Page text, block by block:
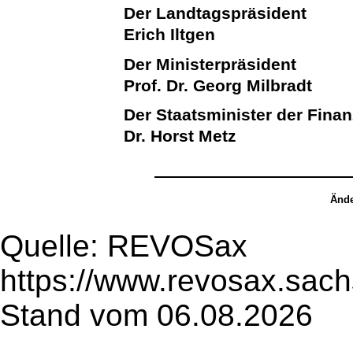
Der Landtagspräsident
Erich Iltgen
Der Ministerpräsident
Prof. Dr. Georg Milbradt
Der Staatsminister der
Dr. Horst Metz
Quelle: REVOSax
https://
Stand vom 06.08.2026